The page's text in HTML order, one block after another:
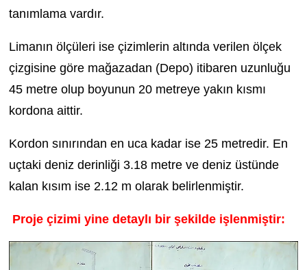
tanımlama vardır.
Limanın ölçüleri ise çizimlerin altında verilen ölçek
çizgisine göre mağazadan (Depo) itibaren uzunluğu
45 metre olup boyunun 20 metreye yakın kısmı
kordona aittir.
Kordon sınırından en uca kadar ise 25 metredir. En
uçtaki deniz derinliği 3.18 metre ve deniz üstünde
kalan kısım ise 2.12 m olarak belirlenmiştir.
Proje çizimi yine detaylı bir şekilde işlenmiştir: